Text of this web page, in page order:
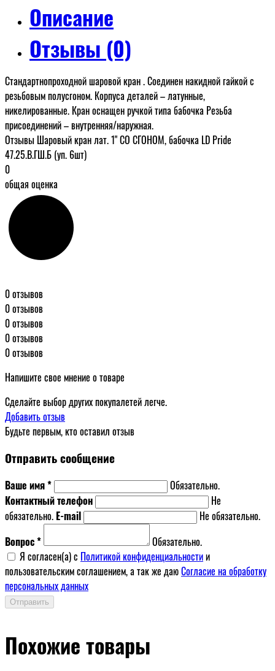
Описание
Отзывы (0)
Стандартнопроходной шаровой кран . Соединен накидной гайкой с
резьбовым полусгоном. Корпуса деталей – латунные,
никелированные. Кран оснащен ручкой типа бабочка Резьба
присоединений – внутренняя/наружная.
Отзывы Шаровый кран лат. 1" СО СГОНОМ, бабочка LD Pride
47.25.В.ГШ.Б (уп. 6шт)
0
общая оценка
0 отзывов
0 отзывов
0 отзывов
0 отзывов
0 отзывов
Напишите свое мнение о товаре
Сделайте выбор других покупалетей легче.
Добавить отзыв
Будьте первым, кто оставил отзыв
Отправить сообщение
Ваше имя *
Обязательно.
Контактный телефон
Не
обязательно. E-mail
Не обязательно.
Вопрос *
Обязательно.
Я согласен(a) с Политикой конфиденциальностии
пользовательским соглашением, а так же даюСогласие на обработку
персональных данных
Отправить
Похожие товары